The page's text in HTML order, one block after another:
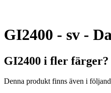
GI2400 - sv -
GI2400 i fler färger?
Denna produkt finns även i